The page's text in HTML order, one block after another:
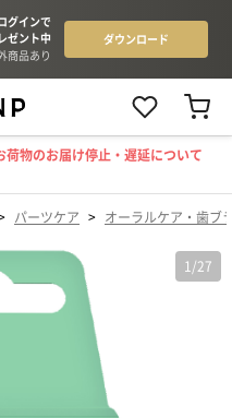
荷物のお届け停止・遅延について
パーツケア > オーラルケア・歯ブ
1 /27